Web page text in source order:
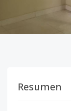
Resumen